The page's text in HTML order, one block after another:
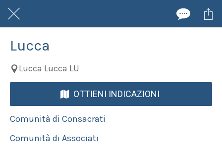
Lucca
Lucca Lucca LU
OTTIENI INDICAZIONI
Comunità di Consacrati
Comunità di Associati